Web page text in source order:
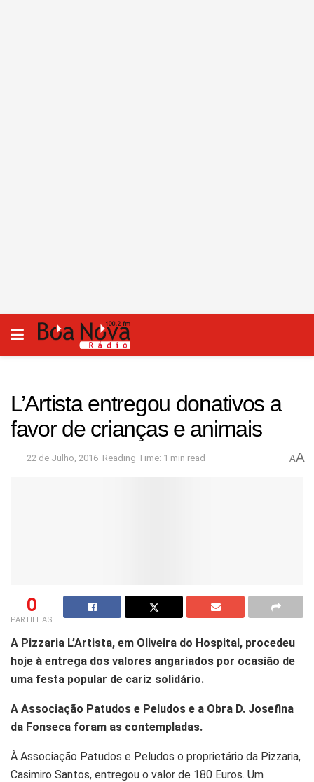
L’Artista entregou donativos a
favor de crianças e animais
22 de Julho, 2016 Reading Time: 1 min read AA
0
PARTILHAS
A Pizzaria L’Artista, em Oliveira do Hospital, procedeu
hoje à entrega dos valores angariados por ocasião de
uma festa popular de cariz solidário.
A Associação Patudos e Peludos e a Obra D. Josefina
da Fonseca foram as contempladas.
À Associação Patudos e Peludos o proprietário da Pizzaria,
Casimiro Santos, entregou o valor de 180 Euros. Um